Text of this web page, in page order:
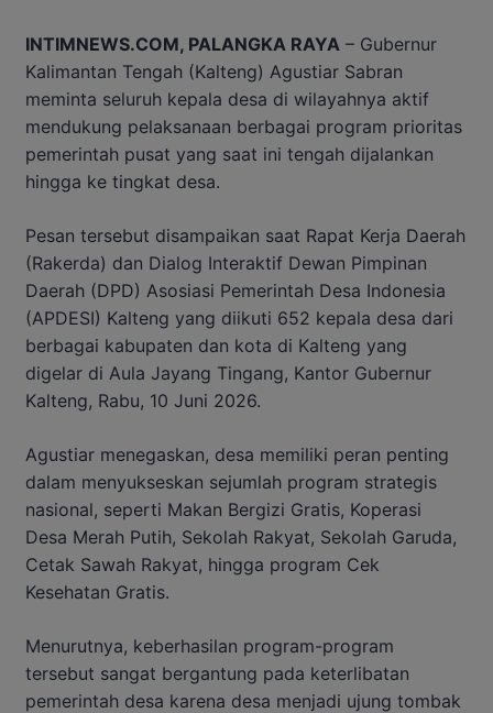
INTIMNEWS.COM, PALANGKA RAYA – Gubernur
Kalimantan Tengah (Kalteng) Agustiar Sabran
meminta seluruh kepala desa di wilayahnya aktif
mendukung pelaksanaan berbagai program prioritas
pemerintah pusat yang saat ini tengah dijalankan
hingga ke tingkat desa.
Pesan tersebut disampaikan saat Rapat Kerja Daerah
(Rakerda) dan Dialog Interaktif Dewan Pimpinan
Daerah (DPD) Asosiasi Pemerintah Desa Indonesia
(APDESI) Kalteng yang diikuti 652 kepala desa dari
berbagai kabupaten dan kota di Kalteng yang
digelar di Aula Jayang Tingang, Kantor Gubernur
Kalteng, Rabu, 10 Juni 2026.
Agustiar menegaskan, desa memiliki peran penting
dalam menyukseskan sejumlah program strategis
nasional, seperti Makan Bergizi Gratis, Koperasi
Desa Merah Putih, Sekolah Rakyat, Sekolah Garuda,
Cetak Sawah Rakyat, hingga program Cek
Kesehatan Gratis.
Menurutnya, keberhasilan program-program
tersebut sangat bergantung pada keterlibatan
pemerintah desa karena desa menjadi ujung tombak